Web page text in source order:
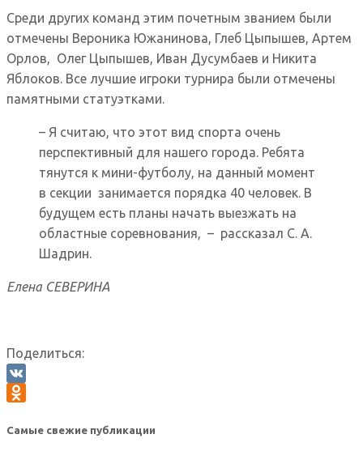
Среди других команд этим почетным званием были
отмечены Вероника Южанинова, Глеб Цыпышев, Артем
Орлов, Олег Цыпышев, Иван Дусумбаев и Никита
Яблоков. Все лучшие игроки турнира были отмечены
памятными статуэтками.
– Я считаю, что этот вид спорта очень
перспективный для нашего города. Ребята
тянутся к мини-футболу, на данный момент
в секции занимается порядка 40 человек. В
будущем есть планы начать выезжать на
областные соревнования, – рассказал С. А.
Шадрин.
Елена СЕВЕРИНА
Поделиться:
VK
Самые свежие публикации